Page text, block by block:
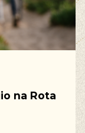
na Rota